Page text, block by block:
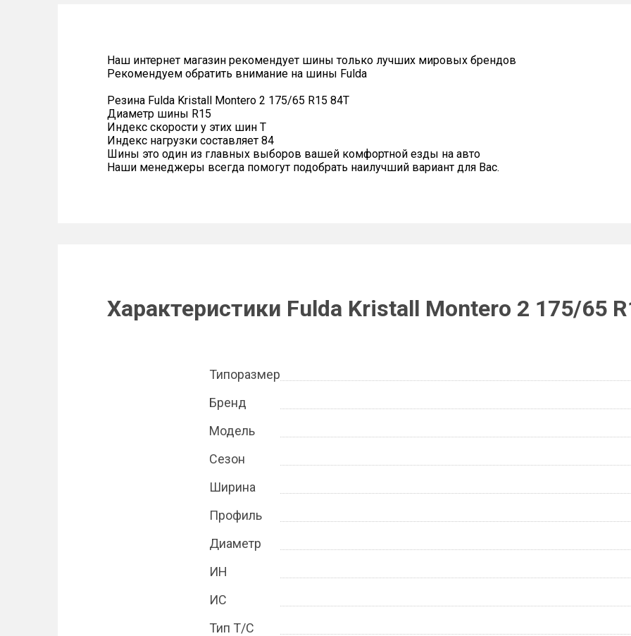
Наш интернет магазин рекомендует шины только лучших мировых брендов
Рекомендуем обратить внимание на шины Fulda
Резина Fulda Kristall Montero 2 175/65 R15 84T
Диаметр шины R15
Индекс скорости у этих шин T
Индекс нагрузки составляет 84
Шины это один из главных выборов вашей комфортной езды на авто
Наши менеджеры всегда помогут подобрать наилучший вариант для Вас.
Характеристики Fulda Kristall Montero 2 175/65
Типоразмер
Бренд
Модель
Сезон
Ширина
Профиль
Диаметр
ИН
ИС
Тип Т/С